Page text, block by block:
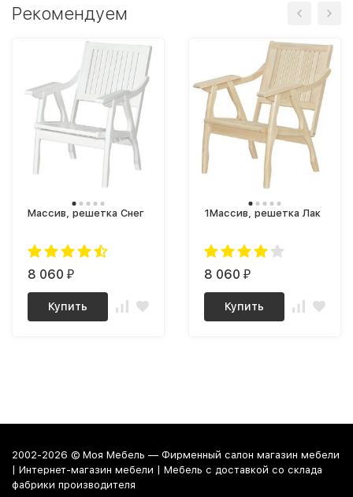
Рекомендуем
Массив, решетка Снег
8 060 ₽
Купить
1Массив, решетка Лак
8 060 ₽
Купить
2002-2026 © Моя Мебель — Фирменный салон магазин мебели
| Интернет-магазин мебели | Мебель с доставкой со склада
фабрики производителя